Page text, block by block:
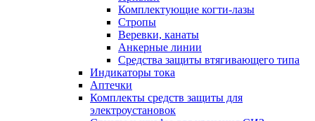
Комплектующие когти-лазы
Стропы
Веревки, канаты
Анкерные линии
Средства защиты втягивающего типа
Индикаторы тока
Аптечки
Комплекты средств защиты для
электроустановок